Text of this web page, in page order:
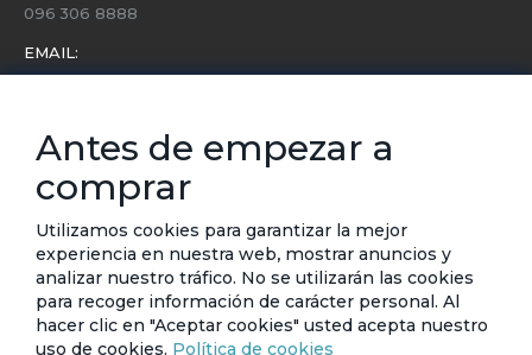
096 306 8888
EMAIL:
Conoce toda la información sobre últimas colecciones,
eventos y ofertas.
Subscríbete a nuestro newsletter
SUSCRIBIRSE
Antes de empezar a
comprar
Utilizamos cookies para garantizar la mejor
experiencia en nuestra web, mostrar anuncios y
analizar nuestro tráfico. No se utilizarán las cookies
para recoger información de carácter personal. Al
hacer clic en "Aceptar cookies" usted acepta nuestro
uso de cookies. Política de cookies